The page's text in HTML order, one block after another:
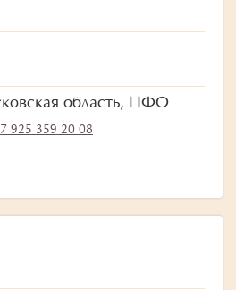
область, ЦФО
925 359 20 08